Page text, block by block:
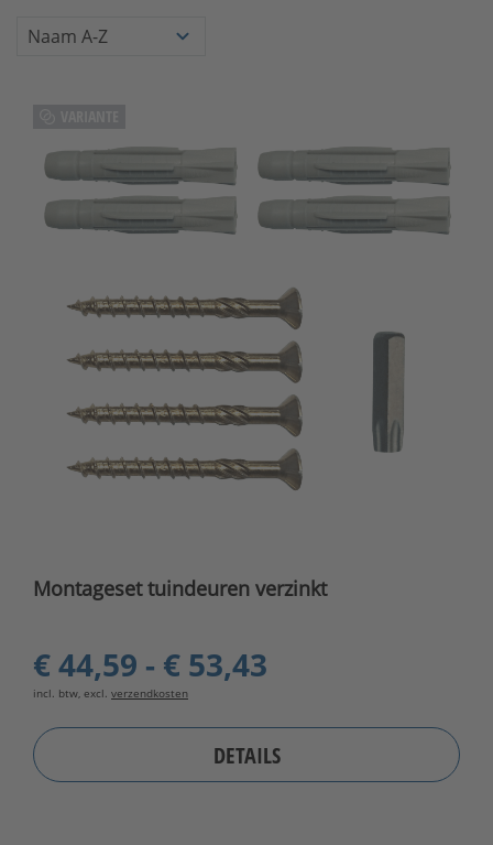
Montageset tuindeuren verzinkt
€ 44,59 - € 53,43
incl. btw, excl. verzendkosten
DETAILS